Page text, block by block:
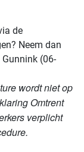
de
Neem dan
(06-
wordt niet op
Omtrent
verplicht